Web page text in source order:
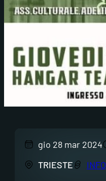
gio 28 mar 2024
TRIESTE
INFO